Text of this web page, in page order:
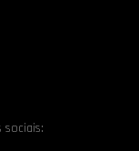
sociais: